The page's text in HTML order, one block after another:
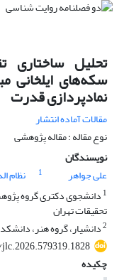
تحلیل ساختاری
سکه‌های ایلخانی
نمادپردازی قدرت
مقالات آماده انتشار
نوع مقاله : مقاله پژوهشی
نویسندگان
علی جواهر
1 نظام
1 دانشجوی دکتری گروه
تحقیقات تهران
2دانشیار، گروه هنر،
چکیده